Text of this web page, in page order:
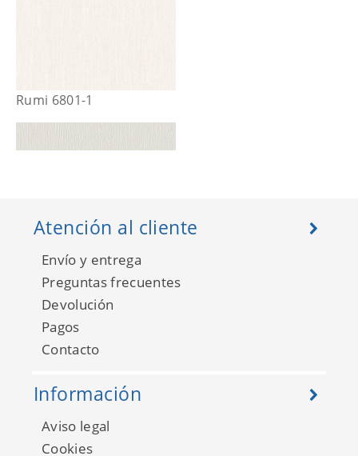
Rumi 6801-1
Rumi 6801-2
Atención al cliente
Envío y entrega
Preguntas frecuentes
Devolución
Pagos
Contacto
Información
Aviso legal
Cookies